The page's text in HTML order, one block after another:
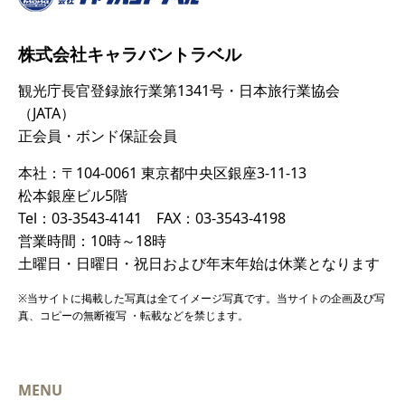
株式会社キャラバントラベル
観光庁長官登録旅行業第1341号・日本旅行業協会
（JATA）
正会員・ボンド保証会員
本社：〒104-0061 東京都中央区銀座3-11-13
松本銀座ビル5階
Tel：03-3543-4141 FAX：03-3543-4198
営業時間：10時～18時
土曜日・日曜日・祝日および年末年始は休業となります
※当サイトに掲載した写真は全てイメージ写真です。当サイトの企画及び写
真、コピーの無断複写 ・転載などを禁じます。
MENU